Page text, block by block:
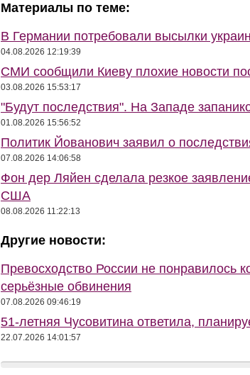
Материалы по теме:
В Германии потребовали высылки
04.08.2026 12:19:39
СМИ сообщили Киеву плохие новости
03.08.2026 15:53:17
"Будут последствия". На Западе
01.08.2026 15:56:52
Политик Йованович заявил о
07.08.2026 14:06:58
Фон дер Ляйен сделала резкое
США
08.08.2026 11:22:13
Другие новости:
Превосходство России не понравилось
серьёзные обвинения
07.08.2026 09:46:19
51-летняя Чусовитина ответила,
22.07.2026 14:01:57